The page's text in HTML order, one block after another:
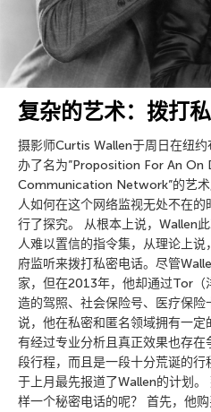
复杂的艺术：拨打
摄影师Curtis Wallen于周日在纽
办了名为”Proposition For An On
Communication Network”的艺术
人如何在这个网络监视无处不在
行了探究。 从根本上说，Wallen
人难以置信的指令集，从理论上
府监听来拨打私密电话。尽管
家，但在2013年，他却通过Tor（
造的驾照、社会保险号、医疗保
说，他在私密和匿名领域拥有一
有经过专业分析且真正效果也存
段行程，而且是一段十分荒诞的行
于上月最先报道了Wallen的计划
样一个秘密电话的呢？ 首先，他